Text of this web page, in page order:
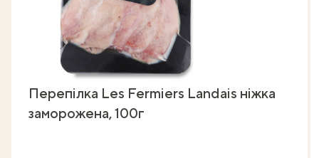
Перепілка Les Fermiers Landais ніжка
заморожена, 100г